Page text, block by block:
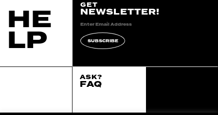
HE
LP
GET
NEWSLETTER!
SUBSCRIBE
ASK?
FAQ